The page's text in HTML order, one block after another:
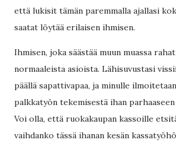
että lukisit tämän paremmalla ajallasi
saatat löytää erilaisen ihmisen.
Ihmisen, joka säästää muun muassa
normaaleista asioista. Lähisuvustasi
päällä sapattivapaa, ja minulle
palkkatyön tekemisestä ihan parhaaseen
Voi olla, että ruokakaupan kassoille
vaihdanko tässä ihanan kesän